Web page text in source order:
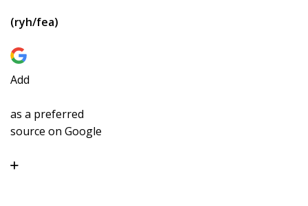
(ryh/fea)
Add
as a preferred
source on Google